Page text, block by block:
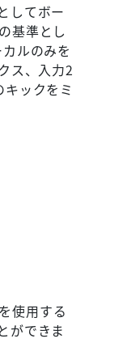
してボー
基準とし
ルのみを
ス、入力2
ックをミ
使用する
ができま